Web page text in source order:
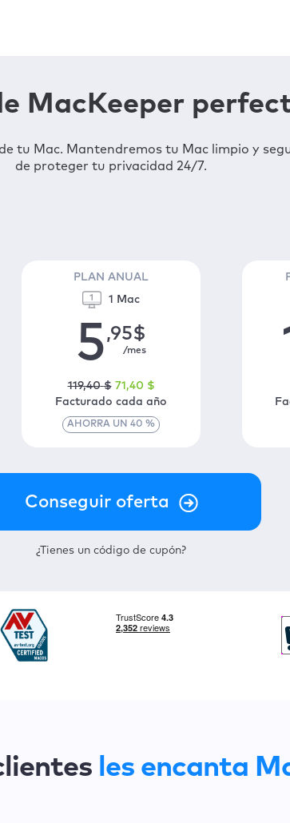
MacKeeper
tu Mac. Mantendremos tu Mac limpio y
de proteger tu privacidad 24/7.
PLAN ANUAL
1 Mac
5,95$
/mes
119,40 $ 71 ,40 $
Facturado cada año
AHORRA UN 40 %
¿Tienes un código de cupón?
les encanta